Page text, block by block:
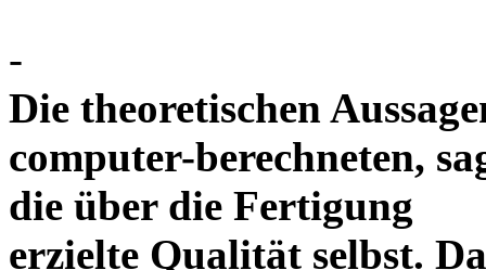
-
Die theoretischen
computer-berechneten,
die über die Fertigung
erzielte Qualität selbst.